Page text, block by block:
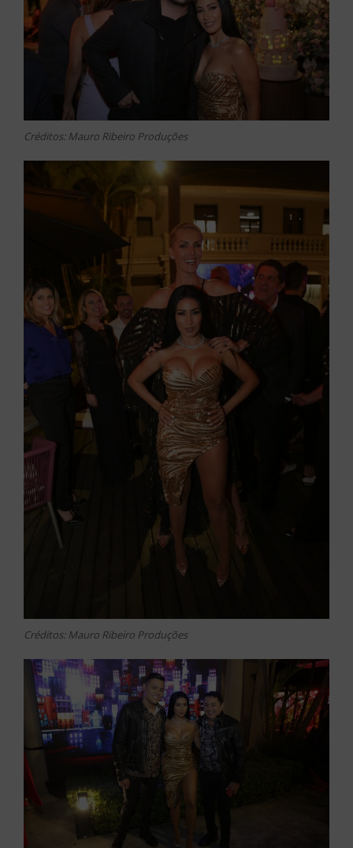
Créditos: Mauro Ribeiro Produções
Créditos: Mauro Ribeiro Produções